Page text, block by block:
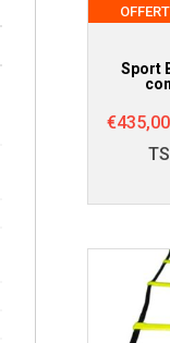
Sport
€435,00